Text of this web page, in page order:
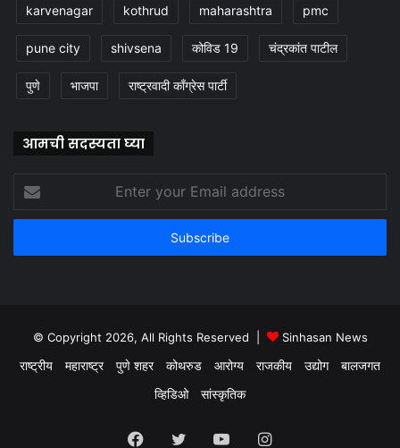
karvenagar kothrud maharashtra pmc
pune city shivsena कोविड 19 चंद्रकांत पाटील
पुणे भाजपा राष्ट्रवादी काँग्रेस पार्टी
आमची सदस्यता घ्या
your
Email
© Copyright 2026, All Rights Reserved | Sinhasan News
राष्ट्रीय महाराष्ट्र पुणे शहर कोथरुड आरोग्य राजकीय उद्योग
बालजगत
व्हिडिओ
सांस्कृतिक
Facebook
TwitterYouTubeInstagram